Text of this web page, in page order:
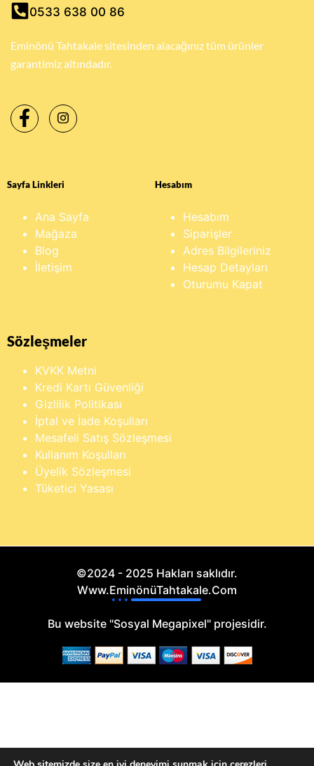
0533 638 00 86
Eminönü Tahtakale sitesinden alacağınız tüm ürünler
garantimiz altındadır.
Sayfa Linkleri
Ana Sayfa
Mağaza
Blog
İletişim
Hesabım
Hesabım
Siparişler
Adres Bilgileriniz
Hesap Detayları
Oturumu Kapat
Sözleşmeler
KVKK Metni
Kredi Kartı Güvenliği
Gizlilik Politikası
İptal ve İade Koşulları
Mesafeli Satış Sözleşmesi
Kullanım Koşulları
Üyelik Sözleşmesi
Tüketici Yasası
©2024 - 2025 Hakları saklıdır.
Www.EminönüTahtakale.Com
Bu website "Sosyal Megapixel" projesidir.